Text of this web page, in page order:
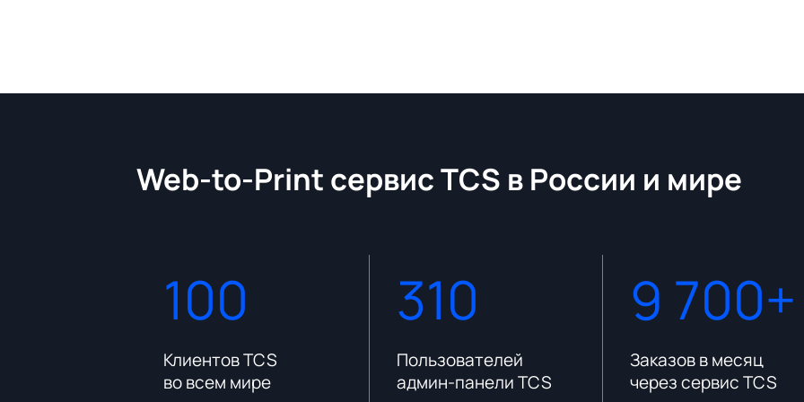
Web-to-Print сервис TCS в России и мире
100
Клиентов TCS
во всем мире
310
Пользователей
админ-панели TCS
9 700+
Заказов в месяц
через сервис TCS